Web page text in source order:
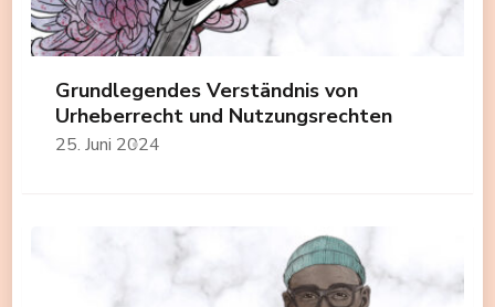
Grundlegendes Verständnis von
Urheberrecht und Nutzungsrechten
25. Juni 2024